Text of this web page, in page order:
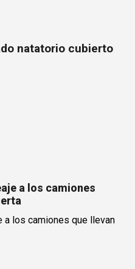
natatorio cubierto
a los camiones